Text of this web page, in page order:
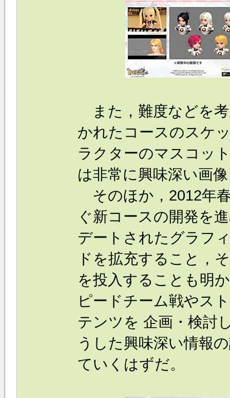
また，難度などを
かれたコースのスケ
ラクターのマスコッ
は非常に興味深い画
そのほか，2012年
ぐ新コースの開発を
デートされたグラフ
ドを拡充すること，
を投入することも明
ピードチーム戦やス
テンツを 企画・検討
うした興味深い情報
ていくはずだ。